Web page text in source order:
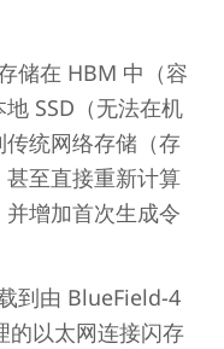
储在 HBM 中（容
SSD（无法在机
统网络存储（存
至直接重新计算
并增加首次生成令
到由 BlueField-4
的以太网连接闪存